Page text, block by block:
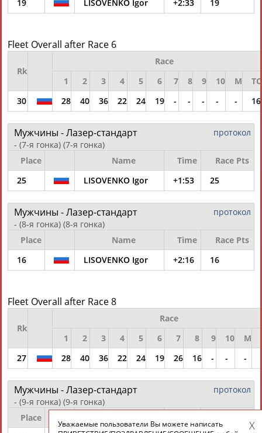
19
LISOVENKO Igor +2:33 19
Fleet Overall after Race 6
Rk
Race
1
2 3 4 5 6 7 8 9 10 M
30
28 40 36 22 24 19 - - - - -
протокол
Мужчины - Лазер-стандарт
- (7-я гонка) (7-я гонка)
Place
Name Time
Race Pts
25
LISOVENKO Igor +1:53 25
протокол
Мужчины - Лазер-стандарт
- (8-я гонка) (8-я гонка)
Place
Name Time
Race Pts
16
LISOVENKO Igor +2:16 16
Fleet Overall after Race 8
Rk
Race
1
2 3 4 5 6 7 8 9 10 M
27
28 40 36 22 24 19 26 16 - - -
протокол
Мужчины - Лазер-стандарт
- (9-я гонка) (9-я гонка)
Place
Уважаемые пользователи Вы можете написать